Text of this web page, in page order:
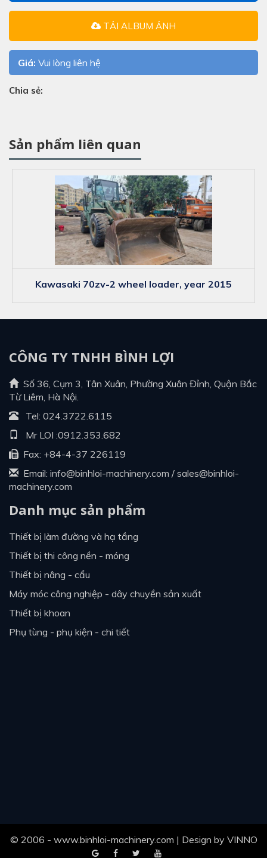
TẢI ALBUM ẢNH
Giá: Vui lòng liên hệ
Chia sẻ:
Sản phẩm liên quan
kawasaki 70zv-2 wheel loader, year 2015
CÔNG TY TNHH BÌNH LỢI
Số 36, Cụm 3, Tân Xuân, Phường Xuân Đỉnh, Quận Bắc
Từ Liêm, Hà Nội.
Tel: 024.3722.6115
Mr LOI :0912.353.682
Fax: +84-4-37 226119
Email: info@binhloi-machinery.com / sales@binhloi-
machinery.com
Danh mục sản phẩm
thiết bị làm đường và hạ tầng
thiết bị thi công nền - móng
thiết bị nâng - cẩu
máy móc công nghiệp - dây chuyền sản xuất
thiết bị khoan
phụ tùng - phụ kiện - chi tiết
© 2006 - www.binhloi-machinery.com | Design by VINNO